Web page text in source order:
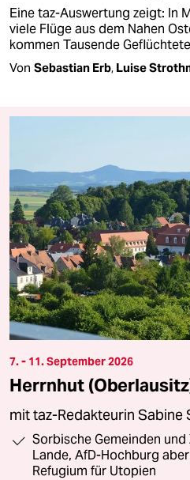
Eine taz-Auswertung zeigt: In
viele Flüge aus dem Nahen
kommen Tausende
Von Sebastian Erb, Luise
7. - 11. September 2026
Herrnhut
mit taz-Redakteurin Sabine
Sorbische Gemeinden
Lande, AfD-Hochburg
Refugium für Utopien